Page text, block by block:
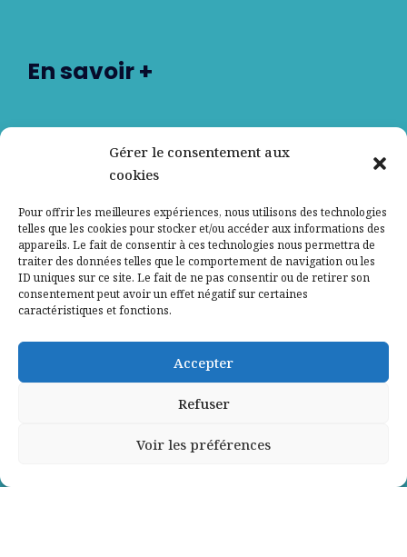
Gérer le consentement aux
cookies
Pour offrir les meilleures expériences, nous utilisons des technologies
telles que les cookies pour stocker et/ou accéder aux informations des
appareils. Le fait de consentir à ces technologies nous permettra de
traiter des données telles que le comportement de navigation ou les
ID uniques sur ce site. Le fait de ne pas consentir ou de retirer son
consentement peut avoir un effet négatif sur certaines
caractéristiques et fonctions.
Accepter
Refuser
Voir les préférences
En savoir +
Nos partenaires
Contactez-nous
Mentions légales